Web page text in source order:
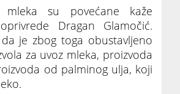
mleka su povećane kaže
Dragan Glamočić.
je zbog toga obustavljeno
za uvoz mleka, proizvoda
od palminog ulja, koji